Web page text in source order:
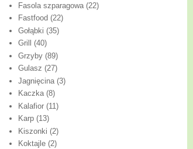
Fasola szparagowa (22)
Fastfood (22)
Gołąbki (35)
Grill
(40)
Grzyby (89)
Gulasz (27)
Jagnięcina (3)
Kaczka (8)
Kalafior (11)
Karp (13)
Kiszonki (2)
Koktajle (2)